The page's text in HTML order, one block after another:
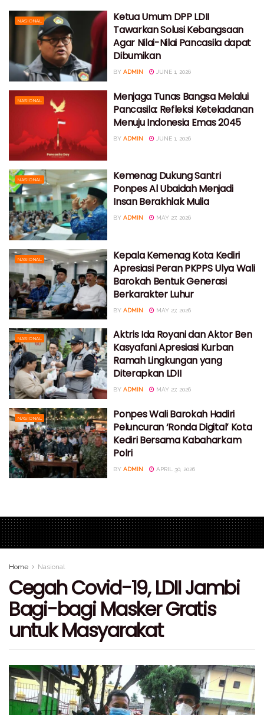
NASIONAL
Ketua Umum DPP LDII
Tawarkan Solusi Kebangsaan
Agar Nilai-Nilai Pancasila dapat
Dibumikan
BY ADMIN JUNE 1, 2026
NASIONAL
Menjaga Tunas Bangsa Melalui
Pancasila: Refleksi Keteladanan
Menuju Indonesia Emas 2045
BY ADMIN JUNE 1, 2026
NASIONAL
Kemenag Dukung Santri
Ponpes Al Ubaidah Menjadi
Insan Berakhlak Mulia
BY ADMIN MAY 27, 2026
NASIONAL
Kepala Kemenag Kota Kediri
Apresiasi Peran PKPPS Ulya Wali
Barokah Bentuk Generasi
Berkarakter Luhur
BY ADMIN MAY 27, 2026
NASIONAL
Aktris Ida Royani dan Aktor Ben
Kasyafani Apresiasi Kurban
Ramah Lingkungan yang
Diterapkan LDII
BY ADMIN MAY 27, 2026
NASIONAL
Ponpes Wali Barokah Hadiri
Peluncuran ‘Ronda Digital’ Kota
Kediri Bersama Kabaharkam
Polri
BY ADMIN APRIL 30, 2026
Home Nasional
Cegah Covid-19, LDII Jambi
Bagi-bagi Masker Gratis
untuk Masyarakat